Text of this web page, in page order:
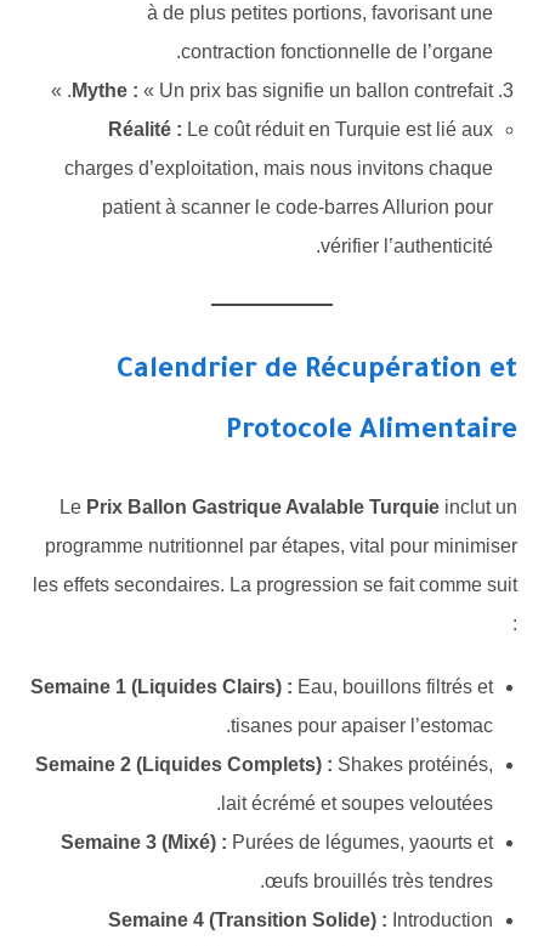
à de plus petites portions, favorisant une
contraction fonctionnelle de l’organe.
Mythe : « Un prix bas signifie un ballon contrefait. »
Réalité : Le coût réduit en Turquie est lié aux
charges d’exploitation, mais nous invitons chaque
patient à scanner le code-barres Allurion pour
vérifier l’authenticité.
Calendrier de Récupération et
Protocole Alimentaire
Le Prix Ballon Gastrique Avalable Turquieinclut un
programme nutritionnel par étapes, vital pour minimiser
les effets secondaires. La progression se fait comme suit
:
Semaine 1 (Liquides Clairs) : Eau, bouillons filtrés et
tisanes pour apaiser l’estomac.
Semaine 2 (Liquides Complets) : Shakes protéinés,
lait écrémé et soupes veloutées.
Semaine 3 (Mixé) : Purées de légumes, yaourts et
œufs brouillés très tendres.
Semaine 4 (Transition Solide) : Introduction